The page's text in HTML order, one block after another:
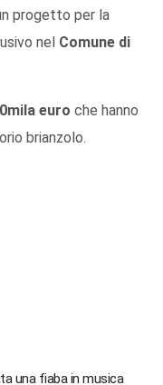
progetto per la
nel Comune di
euro che hanno
brianzolo.
una fiaba in musica